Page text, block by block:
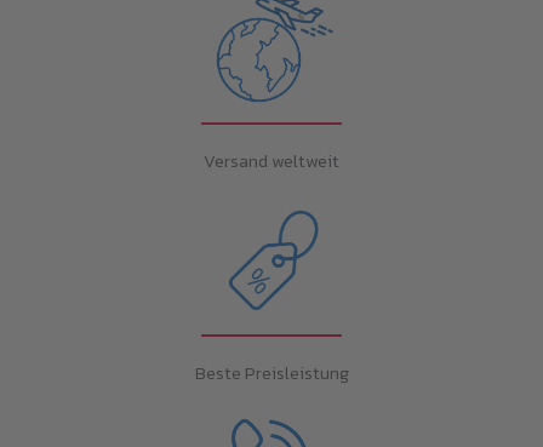
Versand weltweit
Beste Preisleistung